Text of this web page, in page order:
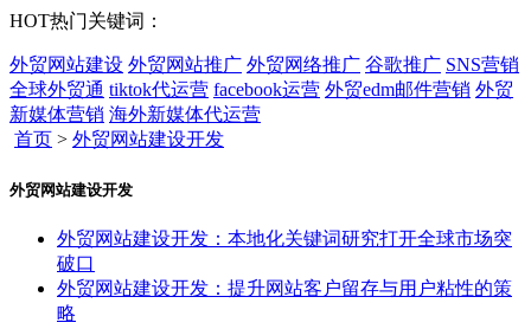
HOT热门关键词：
外贸网站建设 外贸网站推广 外贸网络推广 谷歌推广 SNS营销
全球外贸通 tiktok代运营 facebook运营 外贸edm邮件营销 外贸
新媒体营销 海外新媒体代运营
首页 > 外贸网站建设开发
外贸网站建设开发
外贸网站建设开发：本地化关键词研究打开全球市场突
破口
外贸网站建设开发：提升网站客户留存与用户粘性的策
略